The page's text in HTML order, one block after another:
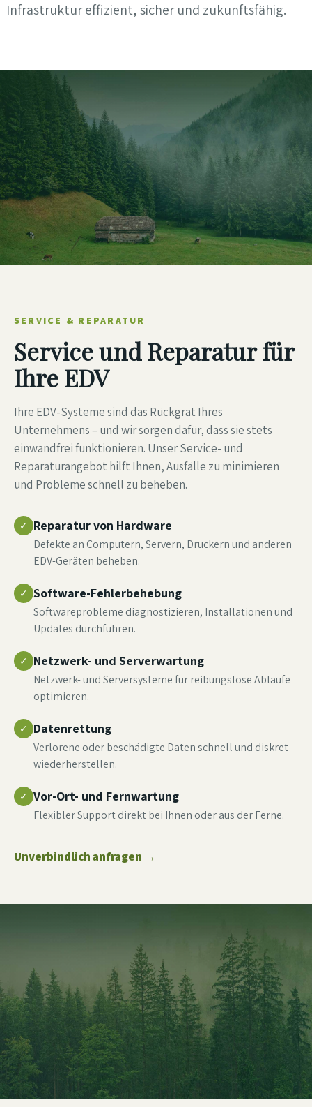
Infrastruktur effizient, sicher und zukunftsfähig.
SERVICE & REPARATUR
Service und Reparatur für
Ihre EDV
Ihre EDV-Systeme sind das Rückgrat Ihres
Unternehmens – und wir sorgen dafür, dass sie stets
einwandfrei funktionieren. Unser Service- und
Reparaturangebot hilft Ihnen, Ausfälle zu minimieren
und Probleme schnell zu beheben.
✓ Reparatur von Hardware
Defekte an Computern, Servern, Druckern und anderen
EDV-Geräten beheben.
✓ Software-Fehlerbehebung
Softwareprobleme diagnostizieren, Installationen und
Updates durchführen.
✓ Netzwerk- und Serverwartung
Netzwerk- und Serversysteme für reibungslose Abläufe
optimieren.
✓ Datenrettung
Verlorene oder beschädigte Daten schnell und diskret
wiederherstellen.
✓ Vor-Ort- und Fernwartung
Flexibler Support direkt bei Ihnen oder aus der Ferne.
Unverbindlich anfragen →